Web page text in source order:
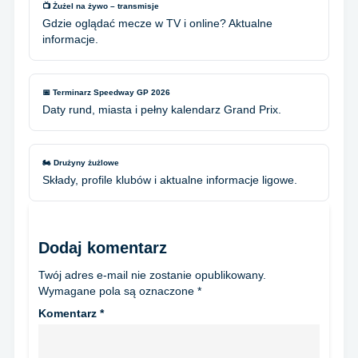
📺 Żużel na żywo – transmisje
Gdzie oglądać mecze w TV i online? Aktualne
informacje.
📅 Terminarz Speedway GP 2026
Daty rund, miasta i pełny kalendarz Grand Prix.
🏍️ Drużyny żużlowe
Składy, profile klubów i aktualne informacje ligowe.
Dodaj komentarz
Twój adres e-mail nie zostanie opublikowany.
Wymagane pola są oznaczone *
Komentarz *